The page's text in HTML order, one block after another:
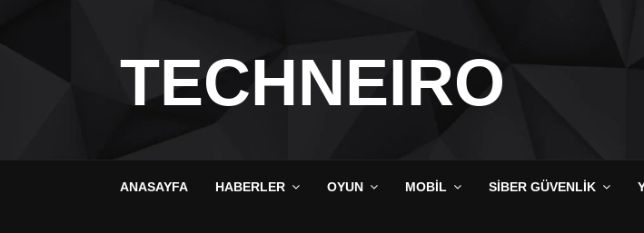
TECHNEIRO
ANASAYFA HABERLER OYUN MOBIL SIBER GÜVENLIK